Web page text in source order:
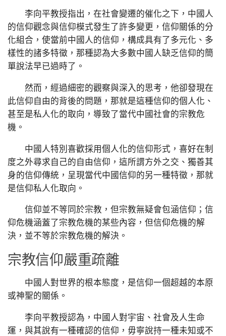
李向平教授指出，在社會變遷的催化之下，中國人
的信仰觀念與信仰模式發生了許多變更，信仰關係的分
化組合，使當前中國人的信仰，構成具有了多元化、多
樣性的諸多特徵，那種認為大多數中國人缺乏信仰的簡
單說法早已過時了。
然而，經過細密的觀察與深入的思考，他卻發現在
此信仰自由的背後的問題，那就是這種信仰的個人化、
甚至是私人化的取向，導致了當代中國社會的宗教危
機。
中國人特別喜歡採用個人化的信仰形式，喜好在制
度之外尋求自己的自由信仰，這所謂方外之交、獨善其
身的信仰傳統，呈現當代中國信仰的另一種特徵，那就
是信仰私人化取向。
信仰並不等同於宗教，但宗教無疑會包涵信仰；信
仰危機涵蓋了宗教危機的某些內容，但信仰危機的解
決，並不等於宗教危機的解決。
宗教信仰嚴重疏離
中國人對世界的根本態度，是信仰一個超越的本原
或神聖的關係。
李向平教授認為，中國人對宇宙、社會及人生命
運，與其說有一種確認的信仰，毋寧說持一種未知或不